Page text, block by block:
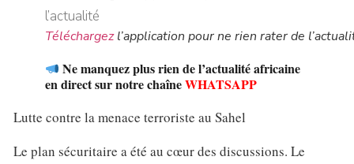
Téléchargezl’application pour ne rien rater de
Ne manquez plus rien de l’actualité africaine
en direct sur notre chaîneWHATSAPP
Lutte contre la menace terroriste au Sahel
Le plan sécuritaire a été au cœur des discussions. Le